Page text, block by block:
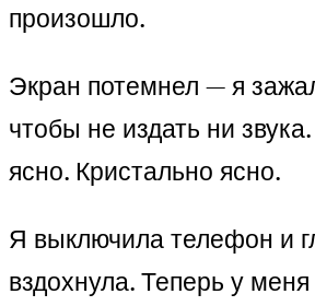
произошло.
Экран потемнел — я
чтобы не издать ни
ясно. Кристально ясно.
Я выключила телефон и
вздохнула. Теперь у